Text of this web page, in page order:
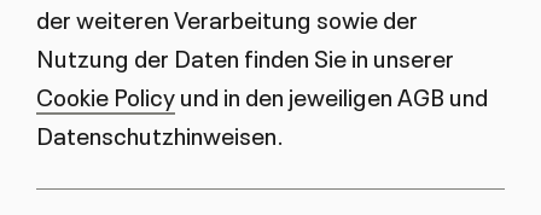
der weiteren Verarbeitung sowie der
Nutzung der Daten finden Sie in unserer
Cookie Policyund in den jeweiligen AGB und
Datenschutzhinweisen.